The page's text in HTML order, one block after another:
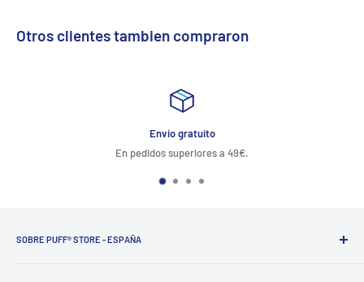
Otros clientes tambien compraron
En pedidos superiores a 49€.
SOBRE PUFF® STORE - ESPAÑA